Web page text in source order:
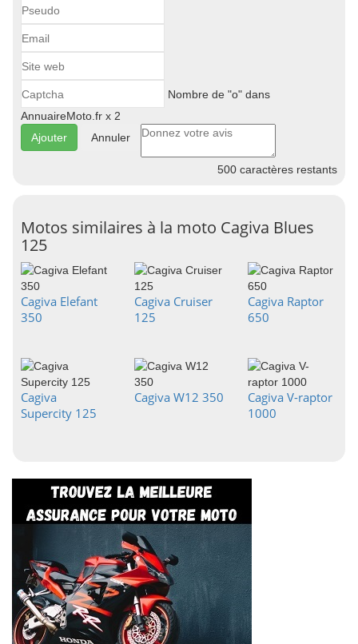
Nombre de "o" dans
AnnuaireMoto.fr x 2
Annuler
500 caractères restants
Motos similaires à la moto Cagiva Blues
125
Cagiva Elefant
350
Cagiva Cruiser
125
Cagiva Raptor
650
Cagiva
Supercity 125
Cagiva W12 350
Cagiva V-raptor
1000